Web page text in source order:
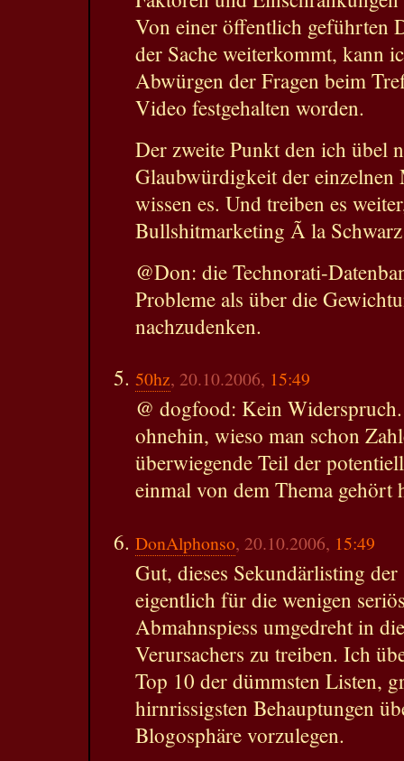
Von einer öffentlich geführten
der Sache weiterkommt, kann
Abwürgen der Fragen beim
Video festgehalten worden.
Der zweite Punkt den ich übel
Glaubwürdigkeit der einzelnen
wissen es. Und treiben es
Bullshitmarketing Ã la
@Don: die Technorati-
Probleme als über die
nachzudenken.
50hz, 20.10.2006, 15:49
@ dogfood: Kein
ohnehin, wieso man schon
überwiegende Teil der
einmal von dem Thema gehört
DonAlphonso, 20.10.2006, 15:49
Gut, dieses Sekundärlisting der
eigentlich für die wenigen
Abmahnspiess umgedreht in
Verursachers zu treiben. Ich
Top 10 der dümmsten Listen,
hirnrissigsten Behauptungen
Blogosphäre vorzulegen.